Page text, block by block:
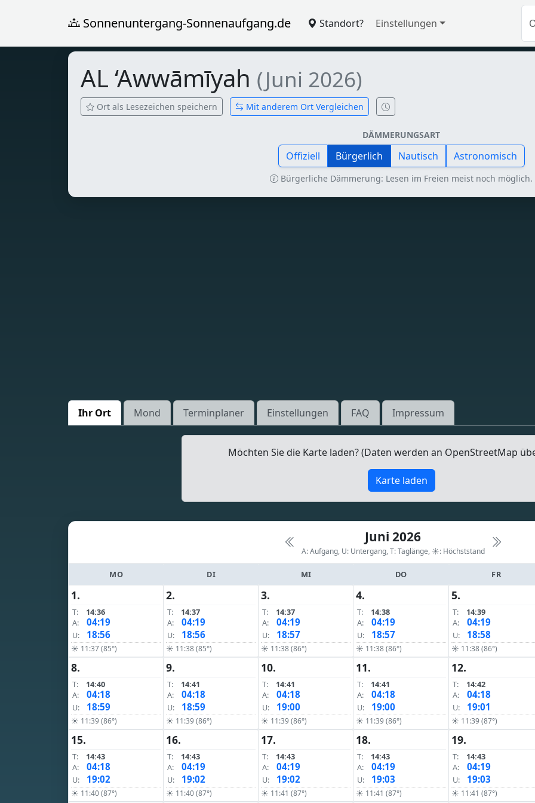
Sonnenuntergang-Sonnenaufgang.de Standort? Einstellungen
AL ‘Awwāmīyah (Juni 2026)
Ort als Lesezeichen speichern Mit anderem Ort Vergleichen
DÄMMERUNGSART
Offiziell Bürgerlich Nautisch Astronomisch
Bürgerliche Dämmerung: Lesen im Freien meist noch möglich.
Ihr Ort Mond Terminplaner Einstellungen FAQ Impressum
Möchten Sie die Karte laden? (Daten werden an OpenStreetMap
Karte laden
Juni 2026
A: Aufgang, U: Untergang, T: Taglänge, ☀: Höchststand
MO DI MI DO FR
1.
T:
14:36
A:
04:19
U: 18:56
☀ 11:37 (85°)
2.
T:
14:37
A:
04:19
U: 18:56
☀ 11:38 (85°)
3.
T:
14:37
A:
04:19
U: 18:57
☀ 11:38 (86°)
4.
T:
14:38
A:
04:19
U: 18:57
☀ 11:38 (86°)
5.
T:
14:39
A:
04:19
U: 18:58
☀ 11:38 (86°)
8.
T:
14:40
A:
04:18
U: 18:59
☀ 11:39 (86°)
9.
T:
14:41
A:
04:18
U: 18:59
☀ 11:39 (86°)
10.
T:
14:41
A:
04:18
U: 19:00
☀ 11:39 (86°)
11.
T:
14:41
A:
04:18
U: 19:00
☀ 11:39 (86°)
12.
T:
14:42
A:
04:18
U: 19:01
☀ 11:39 (87°)
15.
T:
14:43
A:
04:18
U: 19:02
☀ 11:40 (87°)
16.
T:
14:43
A:
04:19
U: 19:02
☀ 11:40 (87°)
17.
T:
14:43
A:
04:19
U: 19:02
☀ 11:41 (87°)
18.
T:
14:43
A:
04:19
U: 19:03
☀ 11:41 (87°)
19.
T:
14:43
A:
04:19
U: 19:03
☀ 11:41 (87°)